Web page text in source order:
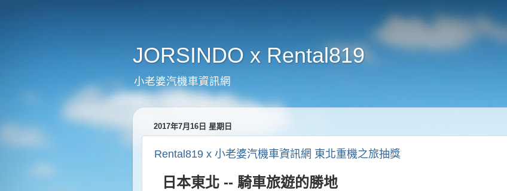
JORSINDO x Rental819
小老婆汽機車資訊網
2017年7月16日 星期日
Rental819 x 小老婆汽機車資訊網 東北重機之旅抽獎
日本東北 -- 騎車旅遊的勝地